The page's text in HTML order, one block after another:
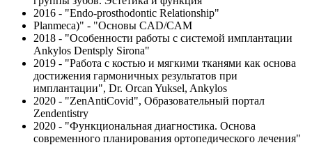
2016 - "Endo-prosthodontic Relationship"
Planmeca)" - "Основы CAD/CAM
2018 - "Особенности работы с системой имплантации
Ankylos Dentsply Sirona"
2019 - "Работа с костью и мягкими тканями как основа
достижения гармоничных результатов при
имплантации", Dr. Orcan Yuksel, Ankylos
2020 - "ZenAntiCovid", Образовательный портал
Zendentistry
2020 - "Функциональная диагностика. Основа
современного планирования ортопедического лечения"